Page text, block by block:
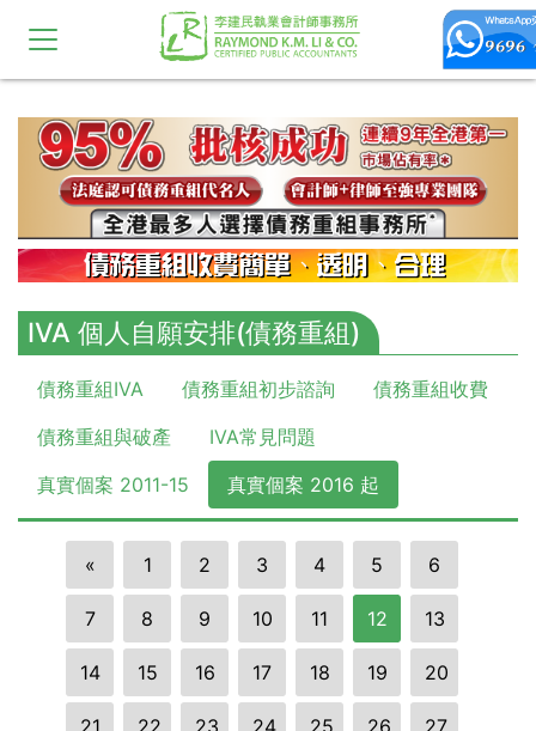
10,11,12,13,14,15,16,17,18,19
IVA 個人自願安排(債務重組)
債務重組IVA 債務重組初步諮詢
債務重組收費
債務重組與破產
IVA常見問題
真實個案 2011-15
真實個案 2016 起
« 1 2 3 4 5 6
7 8 9 10 11 12 13
14 15 16 17 18 19 20
21 22 23 24 25 26 27